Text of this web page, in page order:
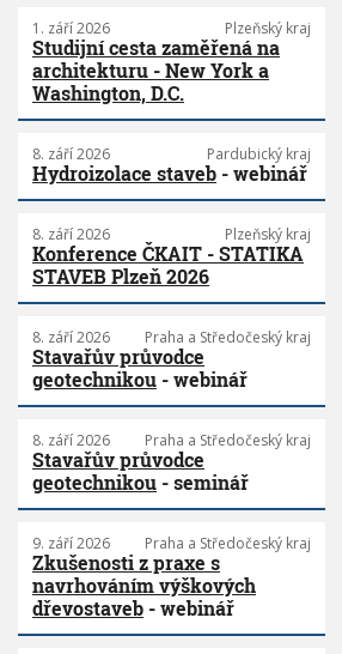
1. září 2026 Plzeňský kraj
Studijní cesta zaměřená na
architekturu - New York a
Washington, D.C.
8. září 2026 Pardubický kraj
Hydroizolace staveb - webinář
8. září 2026 Plzeňský kraj
Konference ČKAIT - STATIKA
STAVEB Plzeň 2026
8. září 2026 Praha a Středočeský kraj
Stavařův průvodce
geotechnikou - webinář
8. září 2026 Praha a Středočeský kraj
Stavařův průvodce
geotechnikou - seminář
9. září 2026 Praha a Středočeský kraj
Zkušenosti z praxe s
navrhováním výškových
dřevostaveb - webinář